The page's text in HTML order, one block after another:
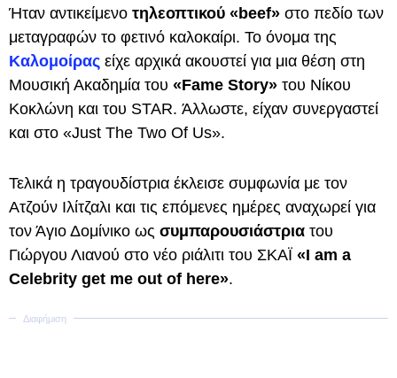
Ήταν αντικείμενο τηλεοπτικού «beef» στο πεδίο των
μεταγραφών το φετινό καλοκαίρι. Το όνομα της
Καλομοίρας είχε αρχικά ακουστεί για μια θέση στη
Μουσική Ακαδημία του «Fame Story» του Νίκου
Κοκλώνη και του STAR. Άλλωστε, είχαν συνεργαστεί
και στο «Just The Two Of Us».
Τελικά η τραγουδίστρια έκλεισε συμφωνία με τον
Ατζούν Ιλίτζαλι και τις επόμενες ημέρες αναχωρεί για
τον Άγιο Δομίνικο ως συμπαρουσιάστρια του
Γιώργου Λιανού στο νέο ριάλιτι του ΣΚΑΪ «I am a
Celebrity get me out of here».